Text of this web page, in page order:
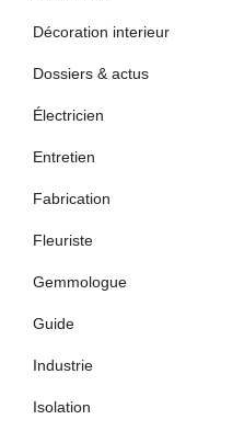
Décoration interieur
Dossiers & actus
Électricien
Entretien
Fabrication
Fleuriste
Gemmologue
Guide
Industrie
Isolation